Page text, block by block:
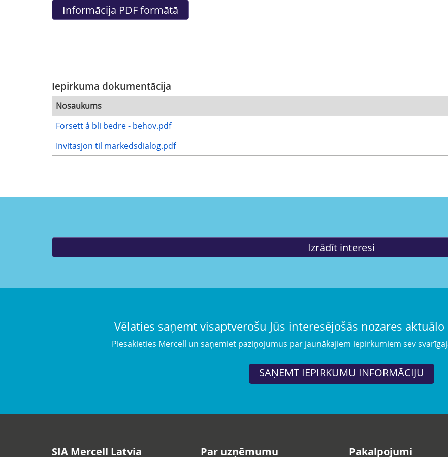
Iepirkuma dokumentācija
Nosaukums
Forsett å bli bedre - behov.pdf
Invitasjon til markedsdialog.pdf
Vēlaties saņemt visaptverošu Jūs interesējošās nozares
Piesakieties Mercell un saņemiet paziņojumus par jaunākajiem iepirkumiem sev
SAŅEMT IEPIRKUMU INFORMĀCIJU
SIA Mercell Latvia Par uzņēmumu Pakalpojumi